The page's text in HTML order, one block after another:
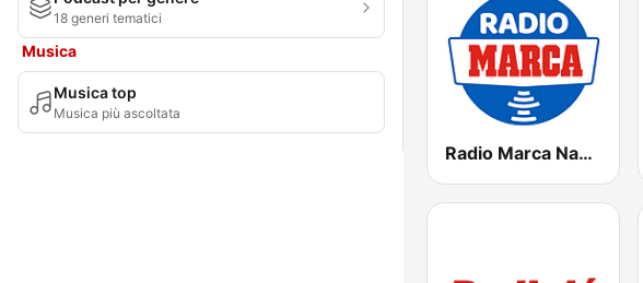
18 generi tematici
Musica
Musica top
Musica più ascoltata
Radio Marca Nacional